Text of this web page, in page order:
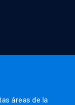
áreas de la